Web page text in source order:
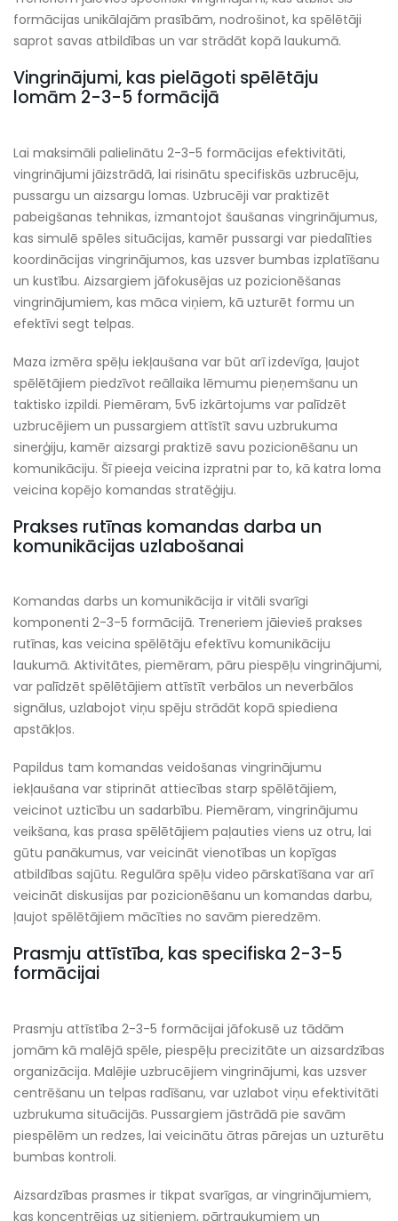
formācijas unikālajām prasībām, nodrošinot, ka spēlētāji
saprot savas atbildības un var strādāt kopā laukumā.
Vingrinājumi, kas pielāgoti spēlētāju
lomām 2-3-5 formācijā
Lai maksimāli palielinātu 2-3-5 formācijas efektivitāti,
vingrinājumi jāizstrādā, lai risinātu specifiskās uzbrucēju,
pussargu un aizsargu lomas. Uzbrucēji var praktizēt
pabeigšanas tehnikas, izmantojot šaušanas vingrinājumus,
kas simulē spēles situācijas, kamēr pussargi var piedalīties
koordinācijas vingrinājumos, kas uzsver bumbas izplatīšanu
un kustību. Aizsargiem jāfokusējas uz pozicionēšanas
vingrinājumiem, kas māca viņiem, kā uzturēt formu un
efektīvi segt telpas.
Maza izmēra spēļu iekļaušana var būt arī izdevīga, ļaujot
spēlētājiem piedzīvot reāllaika lēmumu pieņemšanu un
taktisko izpildi. Piemēram, 5v5 izkārtojums var palīdzēt
uzbrucējiem un pussargiem attīstīt savu uzbrukuma
sinerģiju, kamēr aizsargi praktizē savu pozicionēšanu un
komunikāciju. Šī pieeja veicina izpratni par to, kā katra loma
veicina kopējo komandas stratēģiju.
Prakses rutīnas komandas darba un
komunikācijas uzlabošanai
Komandas darbs un komunikācija ir vitāli svarīgi
komponenti 2-3-5 formācijā. Treneriem jāievieš prakses
rutīnas, kas veicina spēlētāju efektīvu komunikāciju
laukumā. Aktivitātes, piemēram, pāru piespēļu vingrinājumi,
var palīdzēt spēlētājiem attīstīt verbālos un neverbālos
signālus, uzlabojot viņu spēju strādāt kopā spiediena
apstākļos.
Papildus tam komandas veidošanas vingrinājumu
iekļaušana var stiprināt attiecības starp spēlētājiem,
veicinot uzticību un sadarbību. Piemēram, vingrinājumu
veikšana, kas prasa spēlētājiem paļauties viens uz otru, lai
gūtu panākumus, var veicināt vienotības un kopīgas
atbildības sajūtu. Regulāra spēļu video pārskatīšana var arī
veicināt diskusijas par pozicionēšanu un komandas darbu,
ļaujot spēlētājiem mācīties no savām pieredzēm.
Prasmju attīstība, kas specifiska 2-3-5
formācijai
Prasmju attīstība 2-3-5 formācijai jāfokusē uz tādām
jomām kā malējā spēle, piespēļu precizitāte un aizsardzības
organizācija. Malējie uzbrucējiem vingrinājumi, kas uzsver
centrēšanu un telpas radīšanu, var uzlabot viņu efektivitāti
uzbrukuma situācijās. Pussargiem jāstrādā pie savām
piespēlēm un redzes, lai veicinātu ātras pārejas un uzturētu
bumbas kontroli.
Aizsardzības prasmes ir tikpat svarīgas, ar vingrinājumiem,
kas koncentrējas uz sitieniem, pārtraukumiem un